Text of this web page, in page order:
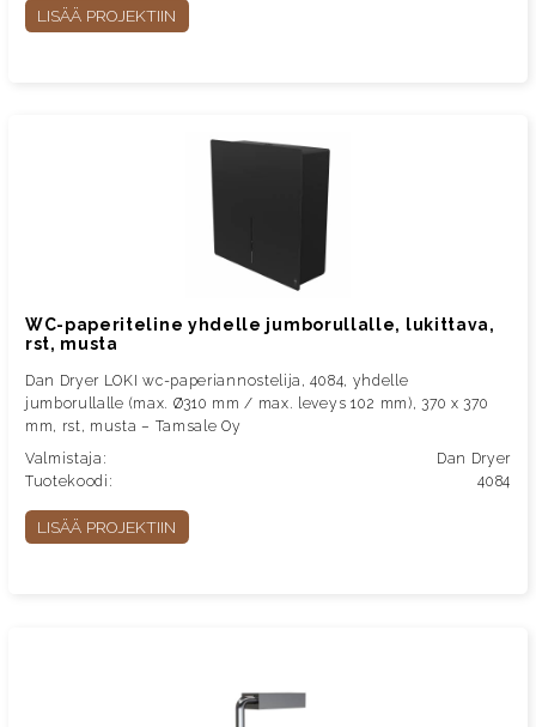
LISÄÄ PROJEKTIIN
WC-paperiteline yhdelle jumborullalle, lukittava,
rst, musta
Dan Dryer LOKI wc-paperiannostelija, 4084, yhdelle
jumborullalle (max. Ø310 mm / max. leveys 102 mm), 370 x 370
mm, rst, musta – Tamsale Oy
Valmistaja:
Dan Dryer
Tuotekoodi:
4084
LISÄÄ PROJEKTIIN